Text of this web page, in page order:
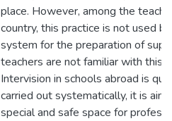
place. However, among the
country, this practice is not used
system for the preparation of
teachers are not familiar with this
Intervision in schools abroad is
carried out systematically, it is
special and safe space for